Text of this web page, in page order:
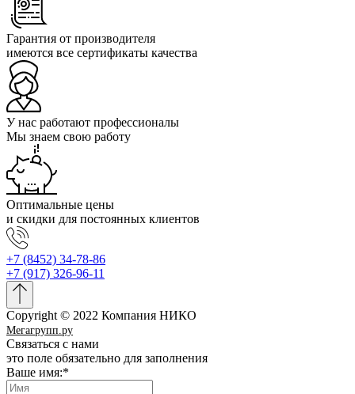
Гарантия от производителя
имеются все сертификаты качества
У нас работают профессионалы
Мы знаем свою работу
Оптимальные цены
и скидки для постоянных клиентов
+7 (8452) 34-78-86
+7 (917) 326-96-11
Copyright © 2022 Компания НИКО
Мегагрупп.ру
Связаться с нами
это поле обязательно для заполнения
Ваше имя:*